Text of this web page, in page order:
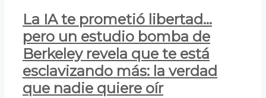
La IA te prometió libertad…
pero un estudio bomba de
Berkeley revela que te está
esclavizando más: la verdad
que nadie quiere oír